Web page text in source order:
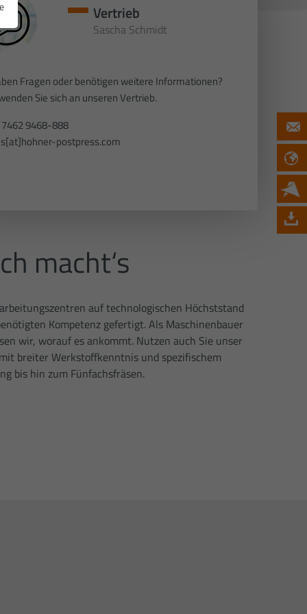
Vertrieb
Sascha Schmidt
Fragen oder benötigen weitere Informationen?
Sie sich an unseren Vertrieb.
9468-888
postpress.com
macht‘s
auf technologischen Höchststand
Kompetenz gefertigt. Als Maschinenbauer
wir, worauf es ankommt. Nutzen auch Sie unser
breiter Werkstoffkenntnis und spezifischem
bis hin zum Fünfachsfräsen.